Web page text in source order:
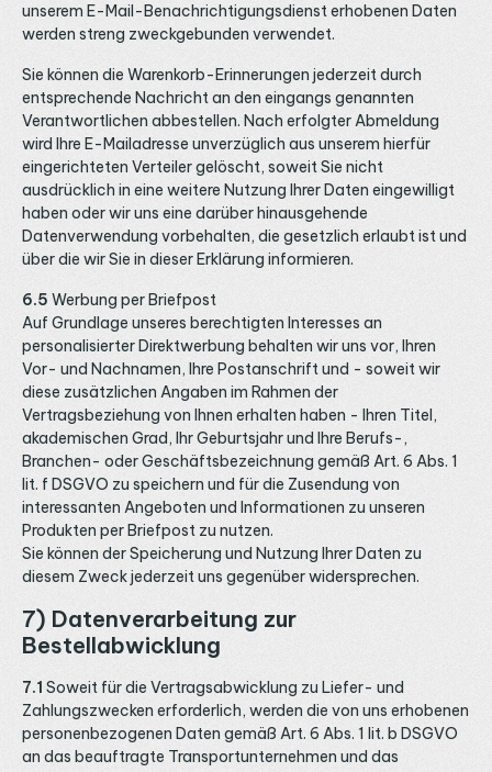
unserem E-Mail-Benachrichtigungsdienst erhobenen Daten
werden streng zweckgebunden verwendet.
Sie können die Warenkorb-Erinnerungen jederzeit durch
entsprechende Nachricht an den eingangs genannten
Verantwortlichen abbestellen. Nach erfolgter Abmeldung
wird Ihre E-Mailadresse unverzüglich aus unserem hierfür
eingerichteten Verteiler gelöscht, soweit Sie nicht
ausdrücklich in eine weitere Nutzung Ihrer Daten eingewilligt
haben oder wir uns eine darüber hinausgehende
Datenverwendung vorbehalten, die gesetzlich erlaubt ist und
über die wir Sie in dieser Erklärung informieren.
6.5 Werbung per Briefpost
Auf Grundlage unseres berechtigten Interesses an
personalisierter Direktwerbung behalten wir uns vor, Ihren
Vor- und Nachnamen, Ihre Postanschrift und - soweit wir
diese zusätzlichen Angaben im Rahmen der
Vertragsbeziehung von Ihnen erhalten haben - Ihren Titel,
akademischen Grad, Ihr Geburtsjahr und Ihre Berufs-,
Branchen- oder Geschäftsbezeichnung gemäß Art. 6 Abs. 1
lit. f DSGVO zu speichern und für die Zusendung von
interessanten Angeboten und Informationen zu unseren
Produkten per Briefpost zu nutzen.
Sie können der Speicherung und Nutzung Ihrer Daten zu
diesem Zweck jederzeit uns gegenüber widersprechen.
7) Datenverarbeitung zur
Bestellabwicklung
7.1 Soweit für die Vertragsabwicklung zu Liefer- und
Zahlungszwecken erforderlich, werden die von uns erhobenen
personenbezogenen Daten gemäß Art. 6 Abs. 1 lit. b DSGVO
an das beauftragte Transportunternehmen und das